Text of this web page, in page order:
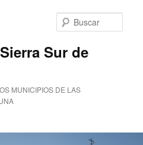
Sur de
MUNICIPIOS DE LAS